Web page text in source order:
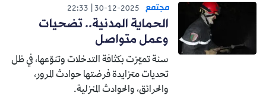
مجتمع 30-12-2025
22:33
الحماية المدنية.. تضحيات
وعمل متواصل
سنة تميّزت بكثافة التدخلات وتنوّعها، في ظل
تحديات متزايدة فرضتها حوادث المرور،
والحرائق، والحوادث المنزلية.